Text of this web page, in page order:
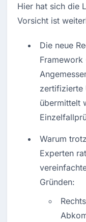
Hier hat sich die
Vorsicht ist
Die neue
Framework
zertifizierte
übermittelt
Warum
Experten
Gründen: